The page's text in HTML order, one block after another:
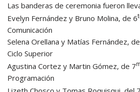
Las banderas de ceremonia fueron
Evelyn Fernández y Bruno Molina, de 6
Comunicación
Selena Orellana y Matías Fernández,
Ciclo Superior
Agustina Cortez y Martin Gómez, de 7
Programación